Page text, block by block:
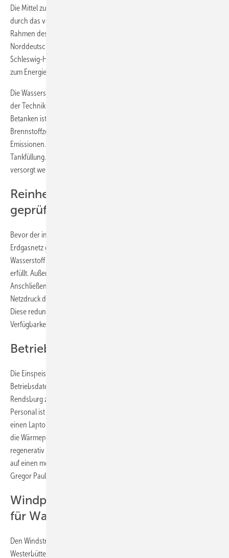
Die Mittel zur Errichtung der Elektrolyse-Anlage werden zum Teil
durch das vom Bundesministerium für Wirtschaft und Energie im
Rahmen des Sinteg-Programms geförderte Verbundprojekt New 4.0 –
Norddeutsche EnergieWende bereitgestellt, an dem 60 Partner aus
Schleswig-Holstein und Hamburg gemeinsam den Entwicklungspfad
zum Energiesystem der Zukunft erproben.
Die Wasserstofftankstelle Brunsbüttel entspricht dem neuesten Stand
der Technik und stammt vom Technologieunternehmen Linde. Das
Betanken ist in drei bis fünf Minuten abgeschlossen. Der Betrieb eines
Brennstoffzellen-Pkw verursacht keine lokalen Schadstoffe oder
Emissionen. Die Reichweite liegt bei 500 bis 700 Kilometern pro
Tankfüllung. In Brunsbüttel können täglich bis 80 Wasserstoff-Pkw
versorgt werden.
Reinheit und Feuchtigkeit wird
geprüft
Bevor der in der Power-to-Gas-Anlage produzierte Wasserstoff ins
Erdgasnetz gelangt, wird in der Messstrecke geprüft, ob der
Wasserstoff die Anforderungen hinsichtlich Reinheit und Feuchtigkeit
erfüllt. Außerdem wird die Gasmenge des Wasserstoffs gemessen.
Anschließend wird der Wasserstoff in zwei Verdichtern auf den
Netzdruck der Hochdruckerdgasleitung verdichtet und eingespeist.
Diese redundante Ausführung gewährleistet die notwendige
Verfügbarkeit der Anlage von 96 Prozent.
Betriebsdaten fernüberwacht
Die Einspeiseanlage ist vollständig fernüberwacht. Sämtliche
Betriebsdaten laufen in der zentralen Netzleitstelle von SH Netz in
Rendsburg zusammen. Ein Zugriff auf die Anlage durch autorisiertes
Personal ist unter Anwendung modernster IT-Sicherheit auch über
einen Laptop möglich. „Sowohl die Motoren der Verdichter als auch
die Wärmepumpe für die Heizung des Betriebsgebäudes werden mit
regenerativ erzeugtem Strom betrieben. Wir haben besonderen Wert
auf einen möglichst umweltschonenden Betrieb gelegt“, erläutert
Gregor Paul, Projektleiter bei SH Netz.
Windpark Westerbüttel liefert Strom
für Wasserstoff
Den Windstrom für die Power-to-Gas-Anlage liefert der Windpark
Westerbüttel, errichtet auf der Nordseite des Stadtgebiets Brunsbüttel.